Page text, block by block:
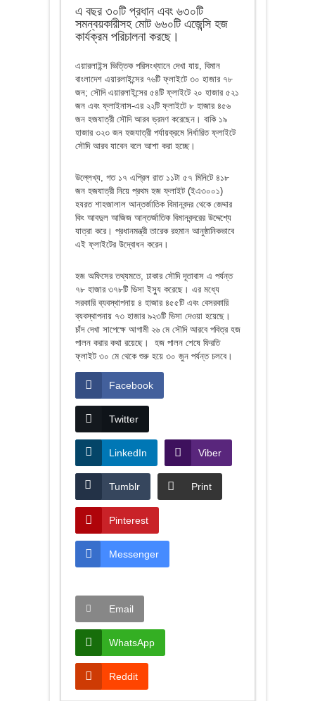
এ বছর ৩০টি প্রধান এবং ৬৩০টি
সমন্বয়কারীসহ মোট ৬৬০টি এজেন্সি হজ
কার্যক্রম পরিচালনা করছে।
এয়ারলাইন্স ভিত্তিক পরিসংখ্যানে দেখা যায়, বিমান
বাংলাদেশ এয়ারলাইন্সের ৭৬টি ফ্লাইটে ৩০ হাজার ৭৮
জন; সৌদি এয়ারলাইন্সের ৫৪টি ফ্লাইটে ২০ হাজার ৫২১
জন এবং ফ্লাইনাস-এর ২২টি ফ্লাইটে ৮ হাজার ৪৫৬
জন হজযাত্রী সৌদি আরব ভ্রমণ করেছেন। বাকি ১৯
হাজার ৩২৩ জন হজযাত্রী পর্যায়ক্রমে নির্ধারিত ফ্লাইটে
সৌদি আরব যাবেন বলে আশা করা হচ্ছে।
উল্লেখ্য, গত ১৭ এপ্রিল রাত ১১টা ৫৭ মিনিটে ৪১৮
জন হজযাত্রী নিয়ে প্রথম হজ ফ্লাইট (ইএ৩০০১)
হযরত শাহজালাল আন্তর্জাতিক বিমানবন্দর থেকে জেদ্দার
কিং আবদুল আজিজ আন্তর্জাতিক বিমানবন্দরের উদ্দেশ্যে
যাত্রা করে। প্রধানমন্ত্রী তারেক রহমান আনুষ্ঠানিকভাবে
এই ফ্লাইটের উদ্বোধন করেন।
হজ অফিসের তথ্যমতে, ঢাকার সৌদি দূতাবাস এ পর্যন্ত
৭৮ হাজার ৩৭৮টি ভিসা ইস্যু করেছে। এর মধ্যে
সরকারি ব্যবস্থাপনায় ৪ হাজার ৪৫৫টি এবং বেসরকারি
ব্যবস্থাপনায় ৭৩ হাজার ৯২৩টি ভিসা দেওয়া হয়েছে।
চাঁদ দেখা সাপেক্ষে আগামী ২৬ মে সৌদি আরবে পবিত্র হজ
পালন করার কথা রয়েছে। হজ পালন শেষে ফিরতি
ফ্লাইট ৩০ মে থেকে শুরু হয়ে ৩০ জুন পর্যন্ত চলবে।
Facebook
Twitter
LinkedIn Viber
Tumblr Print
Pinterest
Messenger
Email
WhatsApp
Reddit